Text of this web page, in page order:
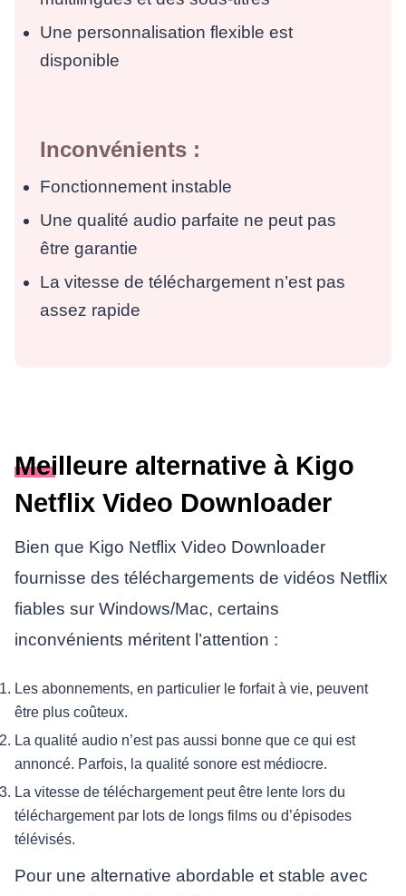
Une personnalisation flexible est
disponible
Inconvénients :
Fonctionnement instable
Une qualité audio parfaite ne peut pas
être garantie
La vitesse de téléchargement n’est pas
assez rapide
Meilleure alternative à Kigo
Netflix Video Downloader
Bien que Kigo Netflix Video Downloader
fournisse des téléchargements de vidéos Netflix
fiables sur Windows/Mac, certains
inconvénients méritent l’attention :
Les abonnements, en particulier le forfait à vie, peuvent
être plus coûteux.
La qualité audio n’est pas aussi bonne que ce qui est
annoncé. Parfois, la qualité sonore est médiocre.
La vitesse de téléchargement peut être lente lors du
téléchargement par lots de longs films ou d’épisodes
télévisés.
Pour une alternative abordable et stable avec